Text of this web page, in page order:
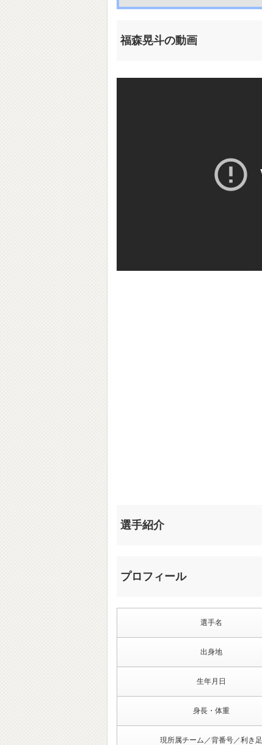
福森晃斗の動画
選手紹介
プロフィール
選手名
出身地
生年月日
身長・体重
現所属チーム／背番号／利き足